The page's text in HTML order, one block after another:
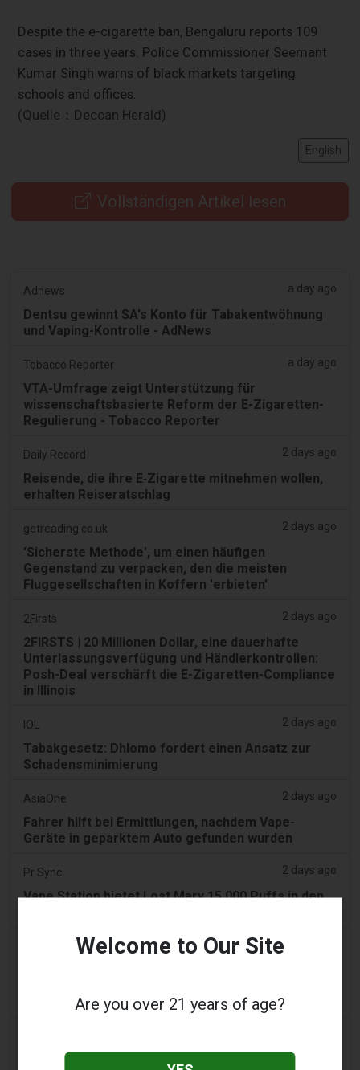
Despite the e-cigarette ban, Bengaluru reports 109
cases in three years. Police Commissioner Seemant
Kumar Singh warns of black markets targeting
schools and offices.
(Quelle：Deccan Herald)
English
Vollständigen Artikel lesen
Adnews a day ago
Dentsu gewinnt SA's Konto für Tabakentwöhnung
und Vaping-Kontrolle - AdNews
Tobacco Reporter a day ago
VTA-Umfrage zeigt Unterstützung für
wissenschaftsbasierte Reform der E-Zigaretten-
Regulierung - Tobacco Reporter
Daily Record 2 days ago
Reisende, die ihre E‑Zigarette mitnehmen wollen,
erhalten Reiseratschlag
getreading.co.uk 2 days ago
'Sicherste Methode', um einen häufigen
Gegenstand zu verpacken, den die meisten
Fluggesellschaften in Koffern 'erbieten'
2Firsts 2 days ago
2FIRSTS | 20 Millionen Dollar, eine dauerhafte
Unterlassungsverfügung und Händlerkontrollen:
Posh-Deal verschärft die E-Zigaretten-Compliance
in Illinois
IOL 2 days ago
Tabakgesetz: Dhlomo fordert einen Ansatz zur
Schadensminimierung
AsiaOne 2 days ago
Fahrer hilft bei Ermittlungen, nachdem Vape-
Geräte in geparktem Auto gefunden wurden
Pr Sync 2 days ago
Vape Station bietet Lost Mary 15.000 Puffs in den
2 days ago
über die ersten Entscheidungen hinaus ausweitet
OP-ED: Warum Ottawa aromatisierte E-Zigaretten
Welcome to Our Site
Are you over 21 years of age?